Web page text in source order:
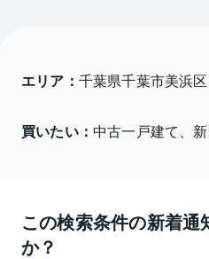
エリア： 千葉県千葉市美浜区
買いたい： 中古一戸建て、
この検索条件の新着通
か？